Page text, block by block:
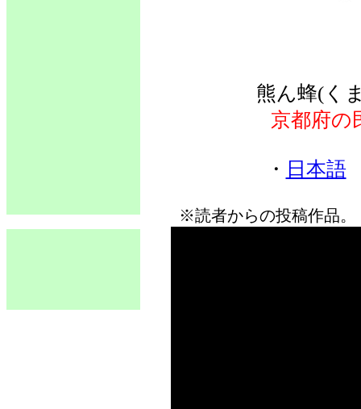
熊ん蜂(く
京都府の
・ 日本語
※読者からの投稿作品